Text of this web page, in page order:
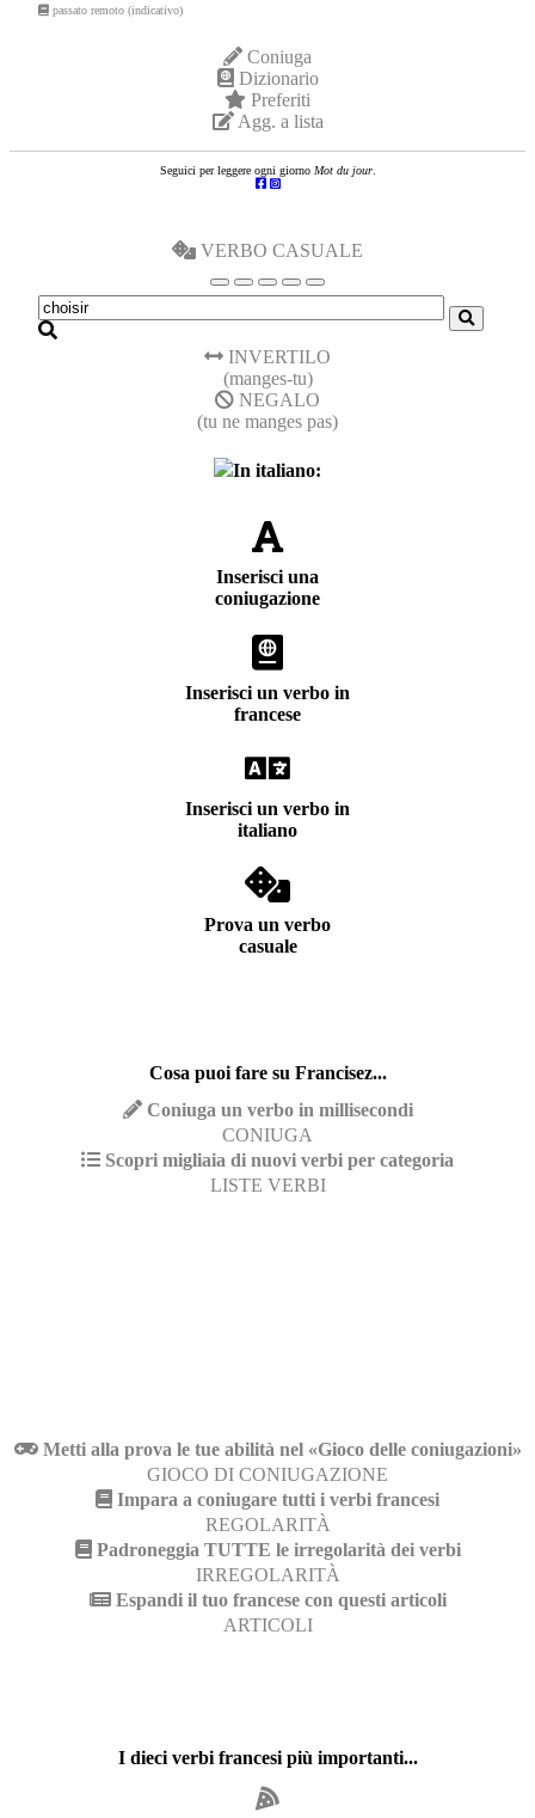
passato remoto (indicativo)
Coniuga
Dizionario
Preferiti
Agg. a lista
Seguici per leggere ogni giorno Mot du jour.
VERBO CASUALE
INVERTILO
(manges-tu)
NEGALO
(tu ne manges pas)
In italiano:
Inserisci una
coniugazione
Inserisci un verbo in
francese
Inserisci un verbo in
italiano
Prova un verbo
casuale
Cosa puoi fare su Francisez...
Coniuga un verbo in millisecondi
CONIUGA
Scopri migliaia di nuovi verbi per categoria
LISTE VERBI
Metti alla prova le tue abilità nel «Gioco delle coniugazioni»
GIOCO DI CONIUGAZIONE
Impara a coniugare tutti i verbi francesi
REGOLARITÀ
Padroneggia TUTTE le irregolarità dei verbi
IRREGOLARITÀ
Espandi il tuo francese con questi articoli
ARTICOLI
I dieci verbi francesi più importanti...